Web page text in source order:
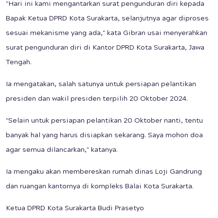
"Hari ini kami mengantarkan surat pengunduran diri kepada
Bapak Ketua DPRD Kota Surakarta, selanjutnya agar diproses
sesuai mekanisme yang ada," kata Gibran usai menyerahkan
surat pengunduran diri di Kantor DPRD Kota Surakarta, Jawa
Tengah.
Ia mengatakan, salah satunya untuk persiapan pelantikan
presiden dan wakil presiden terpilih 20 Oktober 2024.
"Selain untuk persiapan pelantikan 20 Oktober nanti, tentu
banyak hal yang harus disiapkan sekarang. Saya mohon doa
agar semua dilancarkan," katanya.
Ia mengaku akan membereskan rumah dinas Loji Gandrung
dan ruangan kantornya di kompleks Balai Kota Surakarta.
Ketua DPRD Kota Surakarta Budi Prasetyo